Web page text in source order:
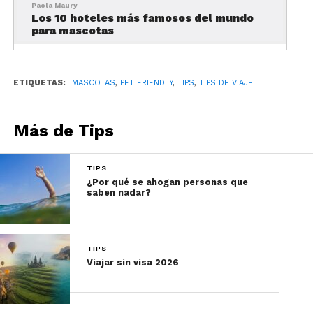
Si vas a volar…
Aunque cada aerolínea tiene sus propias reglas
para llevar animales, hay unas con mejor
reputación que otras. Antes de elegir, investiga los
costos y requerimientos establecidos
Paola Maury
Los 10 hoteles más famosos del mundo
para mascotas
ETIQUETAS: MASCOTAS, PET FRIENDLY, TIPS, TIPS DE VIAJE
Más de Tips
TIPS
¿Por qué se ahogan personas que
saben nadar?
TIPS
Viajar sin visa 2026